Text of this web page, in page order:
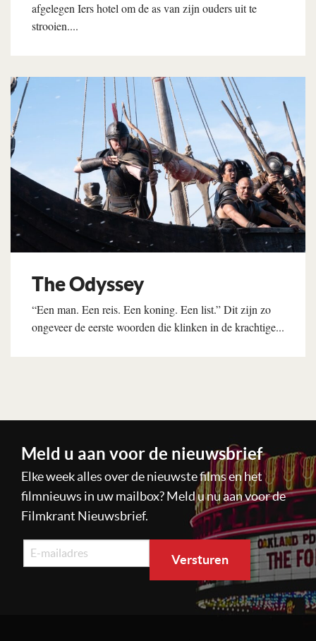
afgelegen Iers hotel om de as van zijn ouders uit te
strooien....
Lees verder
The Odyssey
“Een man. Een reis. Een koning. Een list.” Dit zijn zo
ongeveer de eerste woorden die klinken in de krachtige...
Meld u aan voor de nieuwsbrief
Elke week alles over de nieuwste films en het
filmnieuws in uw mailbox? Meld u nu aan voor de
Filmkrant Nieuwsbrief.